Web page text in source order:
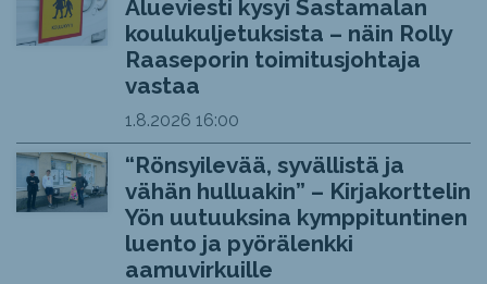
Alueviesti kysyi Sastamalan
koulukuljetuksista – näin Rolly
Raaseporin toimitusjohtaja
vastaa
1.8.2026 16:00
“Rönsyilevää, syvällistä ja
vähän hulluakin” – Kirjakorttelin
Yön uutuuksina kymppituntinen
luento ja pyörälenkki
aamuvirkuille